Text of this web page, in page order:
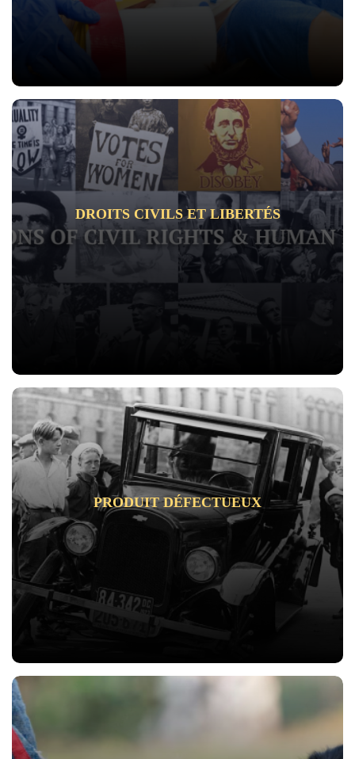
DROITS CIVILS ET LIBERTÉS
PRODUIT DÉFECTUEUX